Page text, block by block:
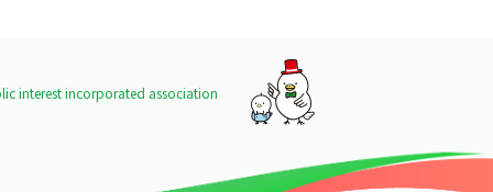
interest incorporated association